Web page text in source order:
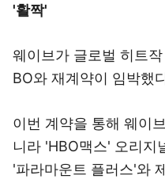
'활짝'
웨이브가 글로벌 히트
BO와 재계약이 임박했
이번 계약을 통해 웨이
니라 'HBO맥스' 오리지
'파라마운트 플러스'와